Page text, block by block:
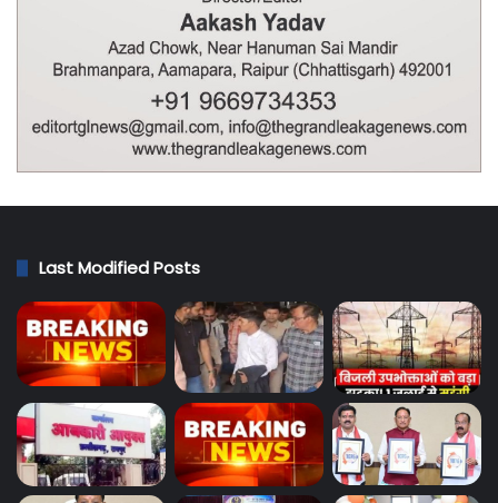
Last Modified Posts